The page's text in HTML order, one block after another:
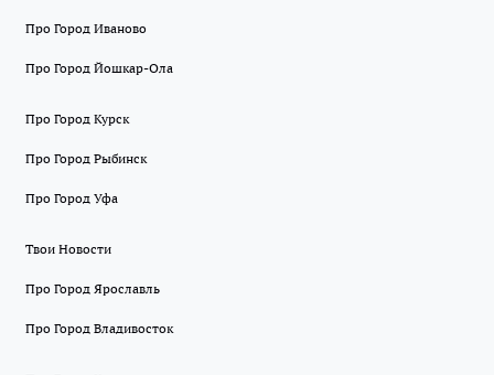
Про Город Иваново
Про Город Йошкар-Ола
Про Город Курск
Про Город Рыбинск
Про Город Уфа
Твои Новости
Про Город Ярославль
Про Город Владивосток